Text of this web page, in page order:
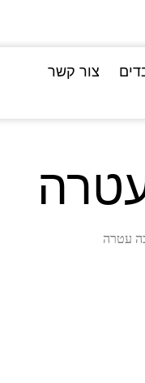
צור קשר
עטרה